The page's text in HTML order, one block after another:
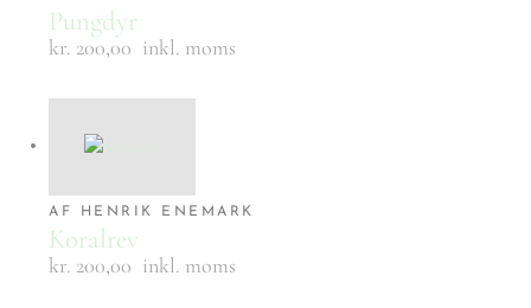
Pungdyr
kr. 200,00 inkl. moms
AF HENRIK ENEMARK
Koralrev
kr. 200,00 inkl. moms